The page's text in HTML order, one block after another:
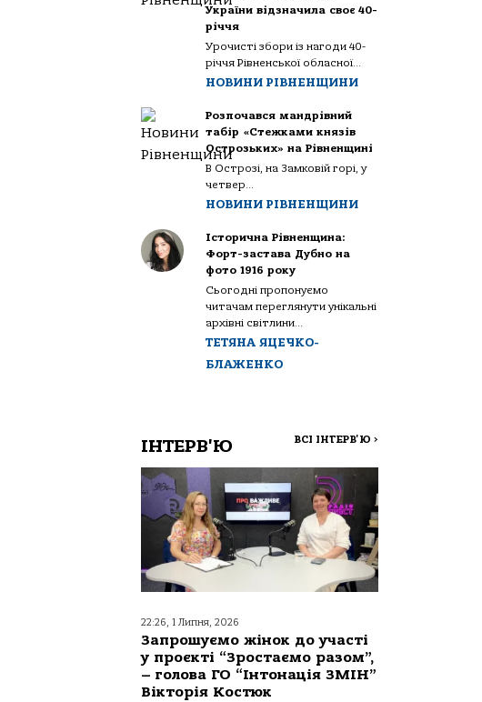
України відзначила своє 40-
річчя
Урочисті збори із нагоди 40-
річчя Рівненської обласної...
НОВИНИ РІВНЕНЩИНИ
Розпочався мандрівний
табір «Стежками князів
Острозьких» на Рівненщині
В Острозі, на Замковій горі, у
четвер...
НОВИНИ РІВНЕНЩИНИ
Історична Рівненщина:
Форт-застава Дубно на
фото 1916 року
Сьогодні пропонуємо
читачам переглянути унікальні
архівні світлини...
ТЕТЯНА ЯЦЕЧКО-
БЛАЖЕНКО
ІНТЕРВ'Ю ВСІ ІНТЕРВ'Ю >
22:26, 1 Липня, 2026
Запрошуємо жінок до участі
у проєкті “Зростаємо разом”,
– голова ГО “Інтонація ЗМІН”
Вікторія Костюк